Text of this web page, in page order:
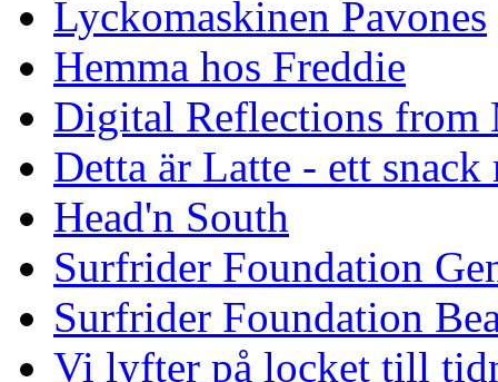
Lyckomaskinen Pavones
Hemma hos Freddie
Digital Reflections from
Detta är Latte - ett
Head'n South
Surfrider Foundation
Surfrider Foundation
Vi lyfter på locket till